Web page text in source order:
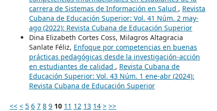
carrera de Sistemas de Información en Salud , Revista
Cubana de Educación Superior: Vol. 41 Núm. 2 may-
ago (2022): Revista Cubana de Educación Superior
Dina Elizabeth Cortes Coss, Milagros Altagracia
Sanlate Féliz, Enfoque por competencias en buenas
prácticas pedagógicas desde la investigación-acción
en estudiantes de calidad , Revista Cubana de
Educación Superior: Vol. 43 Núm. 1 ene-abr (2024):
Revista Cubana de Educación Superior
<< < 5 6 7 8 9 10 11 12 13 14 > >>